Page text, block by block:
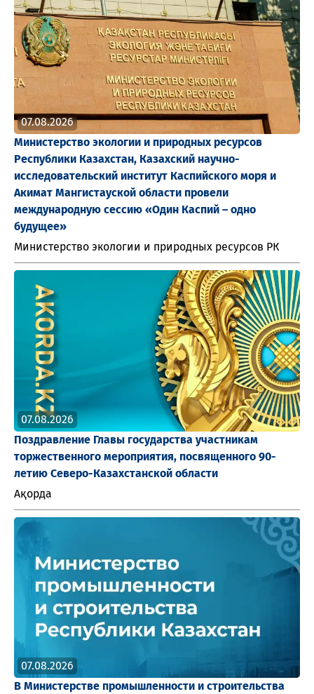
07.08.2026
Министерство экологии и природных ресурсов
Республики Казахстан, Казахский научно-
исследовательский институт Каспийского моря и
Акимат Мангистауской области провели
международную сессию «Один Каспий – одно
будущее»
Министерство экологии и природных ресурсов РК
07.08.2026
Поздравление Главы государства участникам
торжественного мероприятия, посвященного 90-
летию Северо-Казахстанской области
Ақорда
07.08.2026
В Министерстве промышленности и строительства